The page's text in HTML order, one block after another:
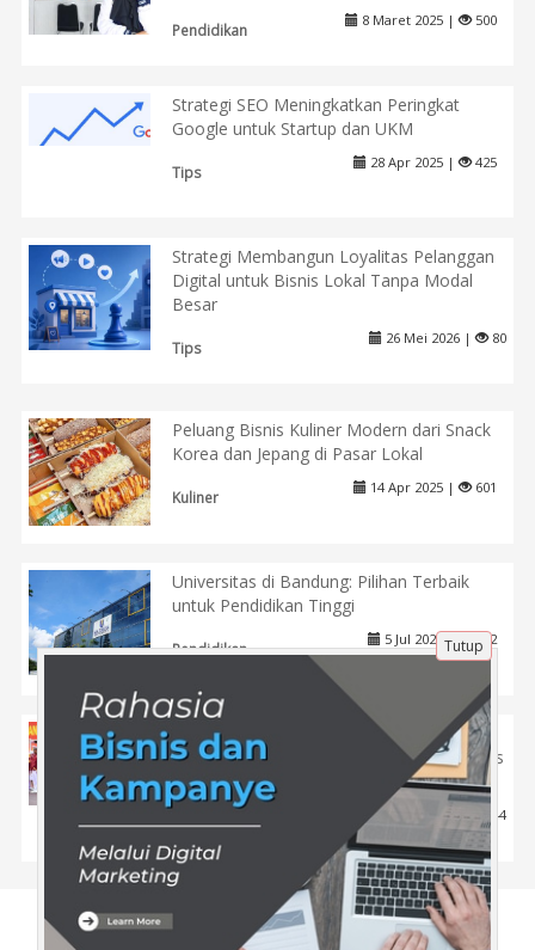
Pendidikan
8 Maret 2025 | 500
Strategi SEO Meningkatkan Peringkat
Google untuk Startup dan UKM
Tips
28 Apr 2025 | 425
Strategi Membangun Loyalitas Pelanggan
Digital untuk Bisnis Lokal Tanpa Modal
Besar
Tips
26 Mei 2026 | 80
Peluang Bisnis Kuliner Modern dari Snack
Korea dan Jepang di Pasar Lokal
Kuliner
14 Apr 2025 | 601
Universitas di Bandung: Pilihan Terbaik
untuk Pendidikan Tinggi
Pendidikan
5 Jul 2024 | 702
Tryout POLRI Akpol Gratis: Ini Solusi
Hemat dalam Persiapan Seleksi Agar Lolos
Tes
Tips
11 Mei 2025 | 444
Tentang Kami
Tutup